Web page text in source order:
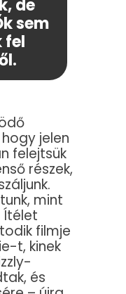
de
sem
fel
jelen
felejtsük
részek,
mint
Ítélet
filmje
t, kinek
és